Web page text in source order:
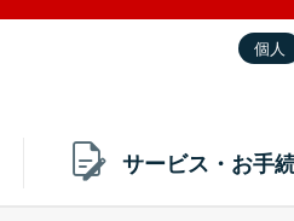
個人
サービス・お手